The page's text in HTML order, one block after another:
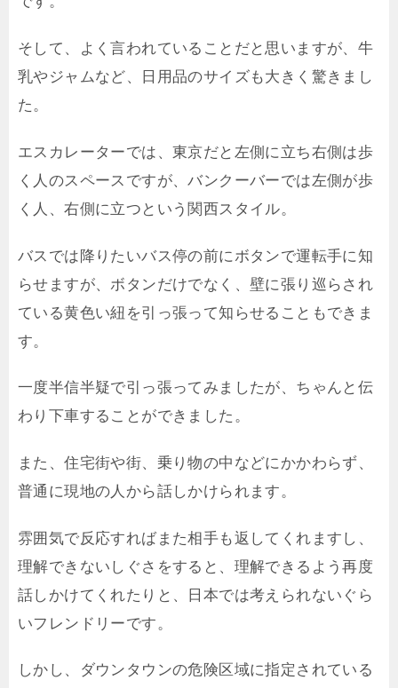
そして、よく言われていることだと思いますが、牛
乳やジャムなど、日用品のサイズも大きく驚きまし
た。
エスカレーターでは、東京だと左側に立ち右側は歩
く人のスペースですが、バンクーバーでは左側が歩
く人、右側に立つという関西スタイル。
バスでは降りたいバス停の前にボタンで運転手に知
らせますが、ボタンだけでなく、壁に張り巡らされ
ている黄色い紐を引っ張って知らせることもできま
す。
一度半信半疑で引っ張ってみましたが、ちゃんと伝
わり下車することができました。
また、住宅街や街、乗り物の中などにかかわらず、
普通に現地の人から話しかけられます。
雰囲気で反応すればまた相手も返してくれますし、
理解できないしぐさをすると、理解できるよう再度
話しかけてくれたりと、日本では考えられないぐら
いフレンドリーです。
しかし、ダウンタウンの危険区域に指定されている